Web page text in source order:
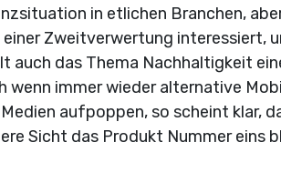
in etlichen Branchen,
einer Zweitverwertung interessiert,
auch das Thema Nachhaltigkeit
wenn immer wieder alternative
aufpoppen, so scheint klar,
Sicht das Produkt Nummer eins